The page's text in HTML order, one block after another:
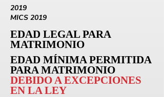
2019
MICS 2019
EDAD LEGAL PARA
MATRIMONIO
EDAD MÍNIMA PERMITIDA
PARA MATRIMONIO
DEBIDO A EXCEPCIONES
EN LA LEY